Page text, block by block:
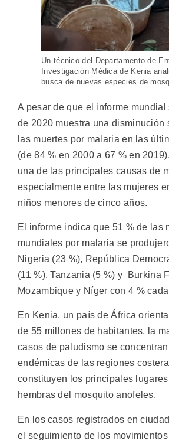
Un técnico del Departamento de
Investigación Médica de Kenia
busca de nuevas especies de
A pesar de que el informe
de 2020 muestra una disminución
las muertes por malaria en las
(de 84 % en 2000 a 67 % en
una de las principales causas de
especialmente entre las mujeres
niños menores de cinco años.
El informe indica que 51 % de las
mundiales por malaria se
Nigeria (23 %), República
(11 %), Tanzania (5 %) y Burkina
Mozambique y Níger con 4 %
En Kenia, un país de África
de 55 millones de habitantes, la
casos de paludismo se
endémicas de las regiones
constituyen los principales
hembras del mosquito anofeles.
En los casos registrados en
el seguimiento de los